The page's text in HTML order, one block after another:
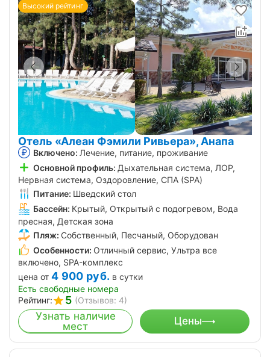
Высокий рейтинг
Отель «Алеан Фэмили Ривьера», Анапа
Включено: Лечение, питание, проживание
Основной профиль: Дыхательная система, ЛОР,
Нервная система, Оздоровление, СПА (SPA)
Питание: Шведский стол
Бассейн: Крытый, Открытый с подогревом, Вода
пресная, Детская зона
Пляж: Собственный, Песчаный, Оборудован
Особенности: Отличный сервис, Ультра все
включено, SPA-комплекс
цена от 4 900 руб. в сутки
Есть свободные номера
Рейтинг:
5 (Отзывов: 4)
Узнать наличие
мест
Цены